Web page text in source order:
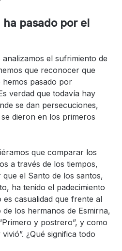
ha pasado por el
el sufrimiento de
que reconocer que
pasado por
verdad que todavía hay
se dan persecuciones,
dieron en los primeros
que comparar los
a través de los tiempos,
el Santo de los santos,
ha tenido el padecimiento
casualidad que frente al
los hermanos de Esmirna,
y postrero”, y como
¿Qué significa todo